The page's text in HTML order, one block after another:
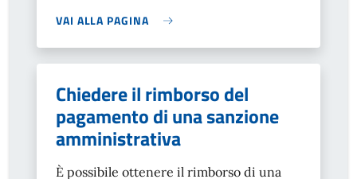
VAI ALLA PAGINA
Chiedere il rimborso del
pagamento di una sanzione
amministrativa
È possibile ottenere il rimborso di una